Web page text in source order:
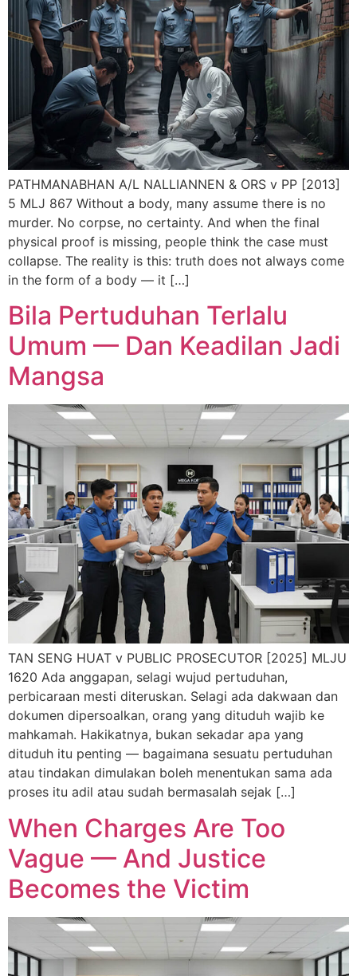
PATHMANABHAN A/L NALLIANNEN & ORS v PP [2013]
5 MLJ 867 Without a body, many assume there is no
murder. No corpse, no certainty. And when the final
physical proof is missing, people think the case must
collapse. The reality is this: truth does not always come
in the form of a body — it […]
Bila Pertuduhan Terlalu
Umum — Dan Keadilan Jadi
Mangsa
TAN SENG HUAT v PUBLIC PROSECUTOR [2025] MLJU
1620 Ada anggapan, selagi wujud pertuduhan,
perbicaraan mesti diteruskan. Selagi ada dakwaan dan
dokumen dipersoalkan, orang yang dituduh wajib ke
mahkamah. Hakikatnya, bukan sekadar apa yang
dituduh itu penting — bagaimana sesuatu pertuduhan
atau tindakan dimulakan boleh menentukan sama ada
proses itu adil atau sudah bermasalah sejak […]
When Charges Are Too
Vague — And Justice
Becomes the Victim